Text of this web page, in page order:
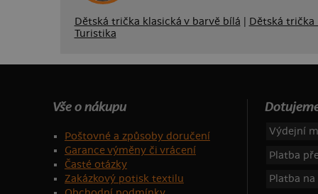
Dětská trička klasická v barvě bílá
Dětská trička
Turistika
Vše o nákupu
Poštovné a způsoby doručení
Garance výměny či vrácení
Časté otázky
Zakázkový potisk textilu
Výdejní
Platba
Platba